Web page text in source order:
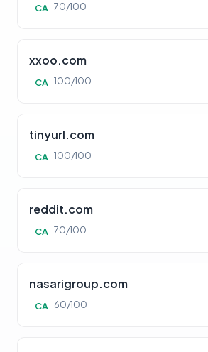
CA 70/100
xxoo.com
CA 100/100
tinyurl.com
CA 100/100
reddit.com
CA 70/100
nasarigroup.com
CA 60/100